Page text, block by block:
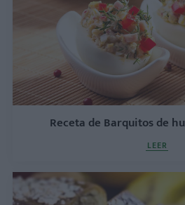
Receta de Barquitos de
LEER